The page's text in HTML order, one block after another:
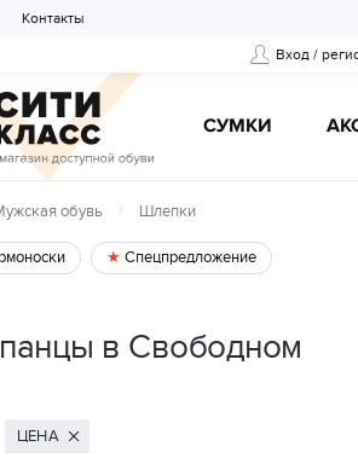
Вход /
CУМКИ
Контакты
обувь Шлепки
Спецпредложение
в Свободном
ЦЕНА